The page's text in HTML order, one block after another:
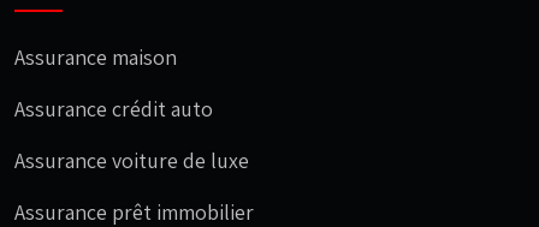
Assurance maison
Assurance crédit auto
Assurance voiture de luxe
Assurance prêt immobilier